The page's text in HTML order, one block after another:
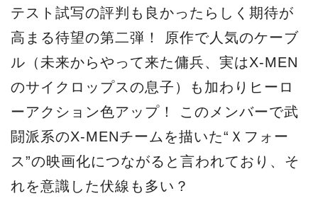
テスト試写の評判も良かったらしく期待が
高まる待望の第二弾！ 原作で人気のケーブ
ル（未来からやって来た傭兵、実はX-MEN
のサイクロップスの息子）も加わりヒーロ
ーアクション色アップ！ このメンバーで武
闘派系のX-MENチームを描いた“Ｘフォー
ス”の映画化につながると言われており、そ
れを意識した伏線も多い？